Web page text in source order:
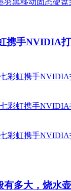
携手NVIDIA
有多大，烧水